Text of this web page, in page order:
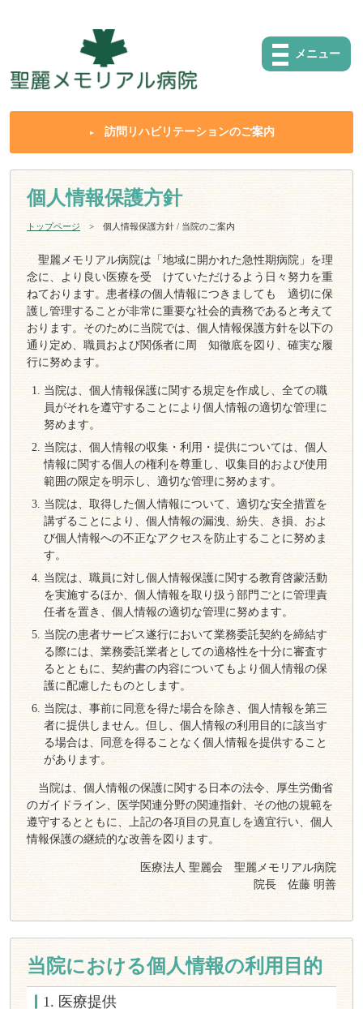
メニュー
訪問リハビリテーションのご案内
個人情報保護方針
トップページ 個人情報保護方針 / 当院のご案内
聖麗メモリアル病院は「地域に開かれた急性期病院」を理
念に、より良い医療を受 けていただけるよう日々努力を重
ねております。患者様の個人情報につきましても 適切に保
護し管理することが非常に重要な社会的責務であると考えて
おります。そのために当院では、個人情報保護方針を以下の
通り定め、職員および関係者に周 知徹底を図り、確実な履
行に努めます。
当院は、個人情報保護に関する規定を作成し、全ての職
員がそれを遵守することにより個人情報の適切な管理に
努めます。
当院は、個人情報の収集・利用・提供については、個人
情報に関する個人の権利を尊重し、収集目的および使用
範囲の限定を明示し、適切な管理に努めます。
当院は、取得した個人情報について、適切な安全措置を
講ずることにより、個人情報の漏洩、紛失、き損、およ
び個人情報への不正なアクセスを防止することに努めま
す。
当院は、職員に対し個人情報保護に関する教育啓蒙活動
を実施するほか、個人情報を取り扱う部門ごとに管理責
任者を置き、個人情報の適切な管理に努めます。
当院の患者サービス遂行において業務委託契約を締結す
る際には、業務委託業者としての適格性を十分に審査す
るとともに、契約書の内容についてもより個人情報の保
護に配慮したものとします。
当院は、事前に同意を得た場合を除き、個人情報を第三
者に提供しません。但し、個人情報の利用目的に該当す
る場合は、同意を得ることなく個人情報を提供すること
があります。
当院は、個人情報の保護に関する日本の法令、厚生労働省
のガイドライン、医学関連分野の関連指針、その他の規範を
遵守するとともに、上記の各項目の見直しを適宜行い、個人
情報保護の継続的な改善を図ります。
医療法人 聖麗会 聖麗メモリアル病院
院長 佐藤 明善
当院における個人情報の利用目的
1. 医療提供